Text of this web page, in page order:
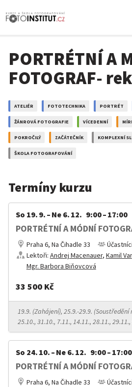
PORTRÉTNÍ A
FOTOGRAF-
ATELIÉR FOTOTECHNIKA PORTRÉT
ŽÁNROVÁ FOTOGRAFIE VÍCEDENNÍ
POKROČILÝ ZAČÁTEČNÍK KOMPLEXNÍ
ŠKOLA FOTOGRAFOVÁNÍ
Termíny kurzu
So 19. 9. – Ne 6. 12. 9:00 – 17:00
PORTRÉTNÍ A MÓDNÍ
Praha 6, Na Čihadle 33
Lektoři: Andrej Macenauer, Kamil
Mgr. Barbora Biňovcová
33 500 Kč
19.9. (Zahájení), 25.9.-29.9. (Soustředění
25.10., 31.10., 7.11., 14.11., 28.11.,
So 24. 10. – Ne 6. 12. 9:00 – 17:00
PORTRÉTNÍ A MÓDNÍ
Praha 6, Na Čihadle 33